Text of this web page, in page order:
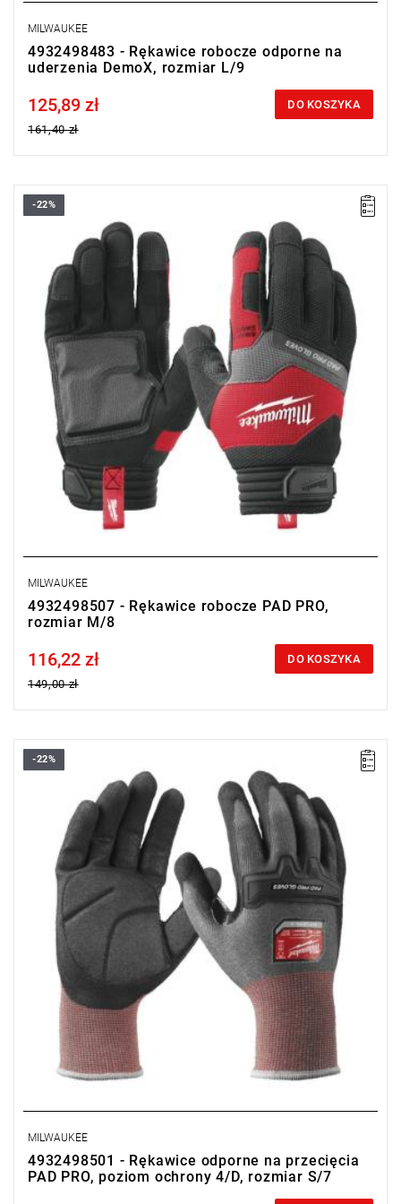
MILWAUKEE
4932498483 - Rękawice robocze odporne na
uderzenia DemoX, rozmiar L/9
Price tax included
125,89 zł
161,40 zł
DO KOSZYKA
-22%
MILWAUKEE
4932498507 - Rękawice robocze PAD PRO,
rozmiar M/8
Price tax included
116,22 zł
149,00 zł
DO KOSZYKA
-22%
MILWAUKEE
4932498501 - Rękawice odporne na przecięcia
PAD PRO, poziom ochrony 4/D, rozmiar S/7